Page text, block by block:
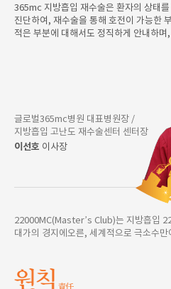
365mc 지방흡입 재수술은 환자의 상태
진단하여, 재수술을 통해 호전이 가능한
적은 부분에 대해서도 정직하게 안내하
글로벌365mc병원 대표병원장 /
지방흡입 고난도 재수술센터 센터장
이선호 이사장
22000MC(Master’s Club)는 지방흡입
대가의 경지에오른, 세계적으로 극소수